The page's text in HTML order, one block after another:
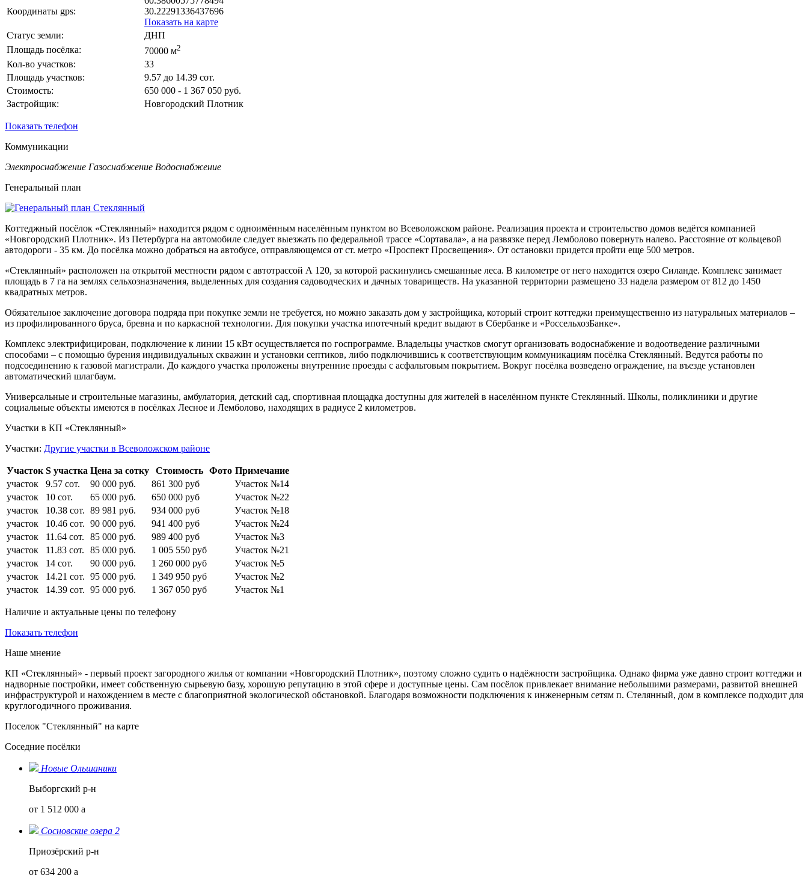
Координаты gps:
30.22291336437696
Показать на карте
Статус земли:
ДНП
Площадь посёлка:
70000 м2
Кол-во участков:
33
Площадь участков:
9.57 до 14.39 сот.
Стоимость:
650 000 - 1 367 050 руб.
Застройщик:
Новгородский Плотник
Показать телефон
Коммуникации
Электроснабжение Газоснабжение Водоснабжение
Генеральный план
Коттеджный посёлок «Стеклянный» находится рядом с одноимённым населённым пунктом во Всеволожском районе. Реализация проекта и строительство домов ведётся компанией
«Новгородский Плотник». Из Петербурга на автомобиле следует выезжать по федеральной трассе «Сортавала», а на развязке перед Лемболово повернуть налево. Расстояние от кольцевой
автодороги - 35 км. До посёлка можно добраться на автобусе, отправляющемся от ст. метро «Проспект Просвещения». От остановки придется пройти еще 500 метров.
«Стеклянный» расположен на открытой местности рядом с автотрассой А 120, за которой раскинулись смешанные леса. В километре от него находится озеро Силанде. Комплекс занимает
площадь в 7 га на землях сельхозназначения, выделенных для создания садоводческих и дачных товариществ. На указанной территории размещено 33 надела размером от 812 до 1450
квадратных метров.
Обязательное заключение договора подряда при покупке земли не требуется, но можно заказать дом у застройщика, который строит коттеджи преимущественно из натуральных материалов –
из профилированного бруса, бревна и по каркасной технологии. Для покупки участка ипотечный кредит выдают в Сбербанке и «РоссельхозБанке».
Комплекс электрифицирован, подключение к линии 15 кВт осуществляется по госпрограмме. Владельцы участков смогут организовать водоснабжение и водоотведение различными
способами – с помощью бурения индивидуальных скважин и установки септиков, либо подключившись к соответствующим коммуникациям посёлка Стеклянный. Ведутся работы по
подсоединению к газовой магистрали. До каждого участка проложены внутренние проезды с асфальтовым покрытием. Вокруг посёлка возведено ограждение, на въезде установлен
автоматический шлагбаум.
Универсальные и строительные магазины, амбулатория, детский сад, спортивная площадка доступны для жителей в населённом пункте Стеклянный. Школы, поликлиники и другие
социальные объекты имеются в посёлках Лесное и Лемболово, находящих в радиусе 2 километров.
Участки в КП «Стеклянный»
Участки: Другие участки в Всеволожском районе
Участок S участка Цена за сотку Стоимость Фото Примечание
участок
9.57 сот. 90 000 руб. 861 300 руб
Участок №14
участок
10 сот. 65 000 руб. 650 000 руб
Участок №22
участок
10.38 сот. 89 981 руб. 934 000 руб
Участок №18
участок
10.46 сот. 90 000 руб. 941 400 руб
Участок №24
участок
11.64 сот. 85 000 руб. 989 400 руб
Участок №3
участок
11.83 сот. 85 000 руб. 1 005 550 руб
Участок №21
участок
14 сот. 90 000 руб. 1 260 000 руб
Участок №5
участок
14.21 сот. 95 000 руб. 1 349 950 руб
Участок №2
участок
14.39 сот. 95 000 руб. 1 367 050 руб Участок №1
Наличие и актуальные цены по телефону
Показать телефон
Наше мнение
КП «Стеклянный» - первый проект загородного жилья от компании «Новгородский Плотник», поэтому сложно судить о надёжности застройщика. Однако фирма уже давно строит коттеджи и
надворные постройки, имеет собственную сырьевую базу, хорошую репутацию в этой сфере и доступные цены. Сам посёлок привлекает внимание небольшими размерами, развитой внешней
инфраструктурой и нахождением в месте с благоприятной экологической обстановкой. Благодаря возможности подключения к инженерным сетям п. Стелянный, дом в комплексе подходит для
круглогодичного проживания.
Поселок "Стеклянный" на карте
Соседние посёлки
Новые Ольшаники
Выборгский р-н
от 1 512 000 a
Сосновские озера 2
Приозёрский р-н
от 634 200 a